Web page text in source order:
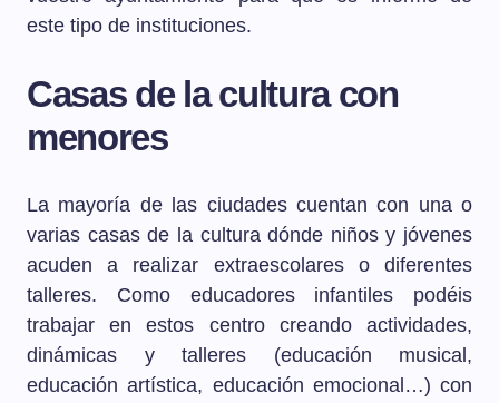
este tipo de instituciones.
Casas de la cultura con
menores
La mayoría de las ciudades cuentan con una o
varias casas de la cultura dónde niños y jóvenes
acuden a realizar extraescolares o diferentes
talleres. Como educadores infantiles podéis
trabajar en estos centro creando actividades,
dinámicas y talleres (educación musical,
educación artística, educación emocional…) con